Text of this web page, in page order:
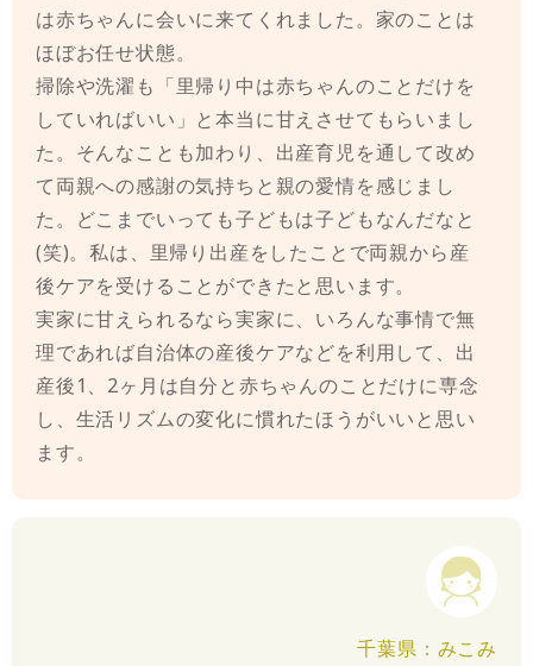
は赤ちゃんに会いに来てくれました。家のことは
ほぼお任せ状態。
掃除や洗濯も「里帰り中は赤ちゃんのことだけを
していればいい」と本当に甘えさせてもらいまし
た。そんなことも加わり、出産育児を通して改め
て両親への感謝の気持ちと親の愛情を感じまし
た。どこまでいっても子どもは子どもなんだなと
(笑)。私は、里帰り出産をしたことで両親から産
後ケアを受けることができたと思います。
実家に甘えられるなら実家に、いろんな事情で無
理であれば自治体の産後ケアなどを利用して、出
産後1、2ヶ月は自分と赤ちゃんのことだけに専念
し、生活リズムの変化に慣れたほうがいいと思い
ます。
千葉県：みこみ